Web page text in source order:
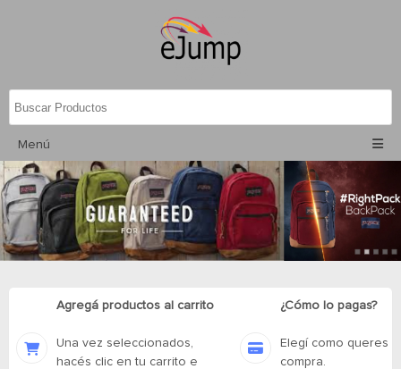
Menú
Agregá productos al carrito
Una vez seleccionados,
hacés clic en tu carrito e
¿Cómo lo pagas?
Elegí como queres
compra.